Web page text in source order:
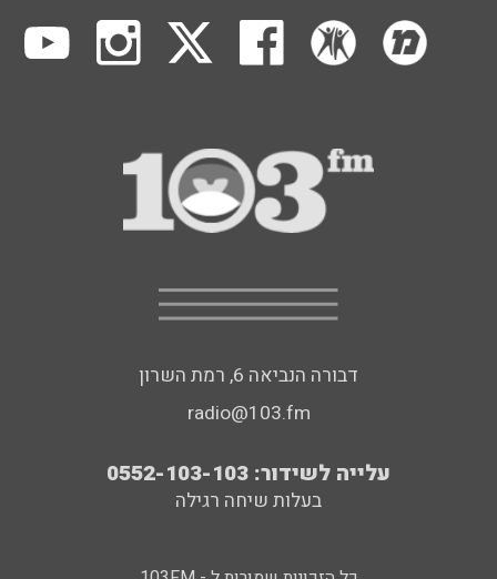
דבורה הנביאה 6, רמת השרון
radio@103.fm
עלייה לשידור: 0552-103-103
בעלות שיחה רגילה